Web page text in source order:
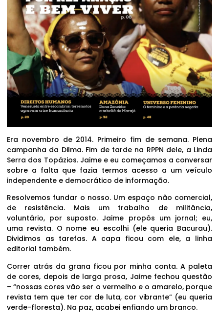
Era novembro de 2014. Primeiro fim de semana. Plena
campanha da Dilma. Fim de tarde na RPPN dele, a Linda
Serra dos Topázios. Jaime e eu começamos a conversar
sobre a falta que fazia termos acesso a um veículo
independente e democrático de informação.
Resolvemos fundar o nosso. Um espaço não comercial,
de resistência. Mais um trabalho de militância,
voluntário, por suposto. Jaime propôs um jornal; eu,
uma revista. O nome eu escolhi (ele queria Bacurau).
Dividimos as tarefas. A capa ficou com ele, a linha
editorial também.
Correr atrás da grana ficou por minha conta. A paleta
de cores, depois de larga prosa, Jaime fechou questão
– “nossas cores vão ser o vermelho e o amarelo, porque
revista tem que ter cor de luta, cor vibrante” (eu queria
verde-floresta). Na paz, acabei enfiando um branco.